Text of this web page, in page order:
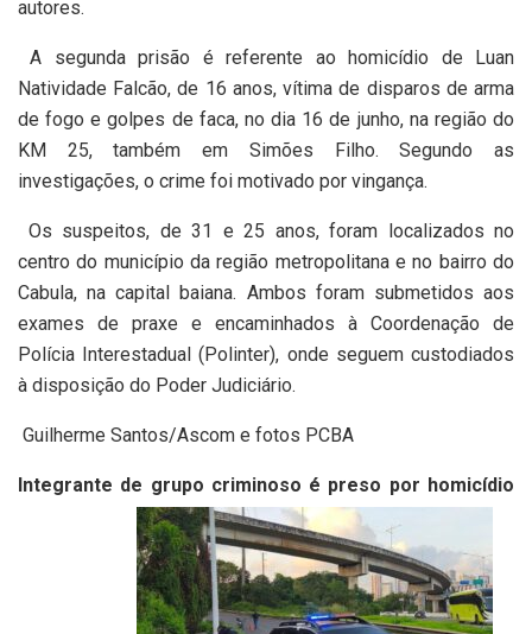
autores.
A segunda prisão é referente ao homicídio de Luan
Natividade Falcão, de 16 anos, vítima de disparos de arma
de fogo e golpes de faca, no dia 16 de junho, na região do
KM 25, também em Simões Filho. Segundo as
investigações, o crime foi motivado por vingança.
Os suspeitos, de 31 e 25 anos, foram localizados no
centro do município da região metropolitana e no bairro do
Cabula, na capital baiana. Ambos foram submetidos aos
exames de praxe e encaminhados à Coordenação de
Polícia Interestadual (Polinter), onde seguem custodiados
à disposição do Poder Judiciário.
Guilherme Santos/Ascom e fotos PCBA
Integrante de grupo criminoso é preso por homicídio